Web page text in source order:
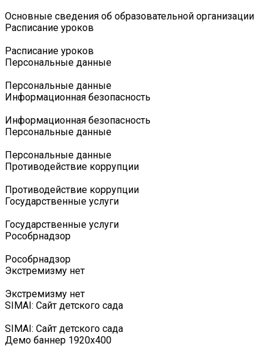
Основные сведения об образовательной организации
Расписание уроков
Расписание уроков
Персональные данные
Персональные данные
Информационная безопасность
Информационная безопасность
Персональные данные
Персональные данные
Противодействие коррупции
Противодействие коррупции
Государственные услуги
Государственные услуги
Роcобрнадзор
Роcобрнадзор
Экстремизму нет
Экстремизму нет
SIMAI: Сайт детского сада
SIMAI: Сайт детского сада
Демо баннер 1920х400